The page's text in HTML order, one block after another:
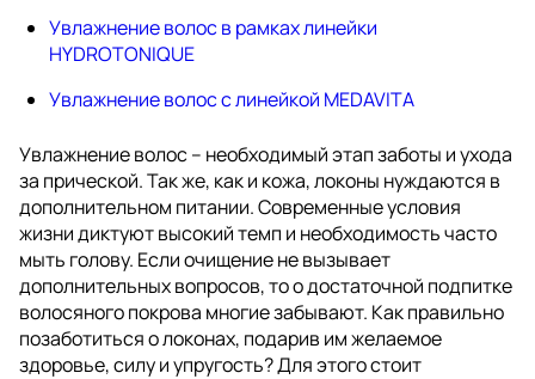
Увлажнение волос в рамках линейки
HYDROTONIQUE
Увлажнение волос с линейкой MEDAVITA
Увлажнение волос – необходимый этап заботы и ухода
за прической. Так же, как и кожа, локоны нуждаются в
дополнительном питании. Современные условия
жизни диктуют высокий темп и необходимость часто
мыть голову. Если очищение не вызывает
дополнительных вопросов, то о достаточной подпитке
волосяного покрова многие забывают. Как правильно
позаботиться о локонах, подарив им желаемое
здоровье, силу и упругость? Для этого стоит